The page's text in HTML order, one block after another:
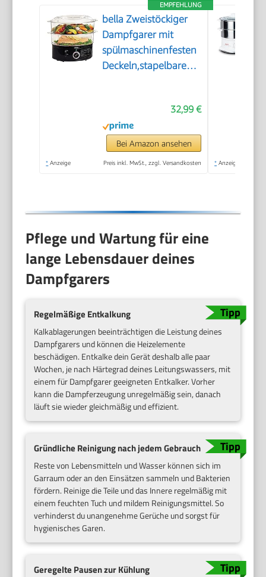
EMPFEHLUNG
bella Zweistöckiger
Dampfgarer mit
spülmaschinenfesten
Deckeln,stapelbaren
schnelles,gleichzeitiges
Garen-automatische
Abschaltung
32,99 €
Bei Amazon ansehen
* Anzeige Preis inkl. MwSt., zzgl. Versandkosten * Anzeige
Pflege und Wartung für eine
lange Lebensdauer deines
Dampfgarers
Regelmäßige Entkalkung
Kalkablagerungen beeinträchtigen die Leistung deines
Dampfgarers und können die Heizelemente
beschädigen. Entkalke dein Gerät deshalb alle paar
Wochen, je nach Härtegrad deines Leitungswassers, mit
einem für Dampfgarer geeigneten Entkalker. Vorher
kann die Dampferzeugung unregelmäßig sein, danach
läuft sie wieder gleichmäßig und effizient.
Gründliche Reinigung nach jedem Gebrauch
Reste von Lebensmitteln und Wasser können sich im
Garraum oder an den Einsätzen sammeln und Bakterien
fördern. Reinige die Teile und das Innere regelmäßig mit
einem feuchten Tuch und mildem Reinigungsmittel. So
verhinderst du unangenehme Gerüche und sorgst für
hygienisches Garen.
Geregelte Pausen zur Kühlung